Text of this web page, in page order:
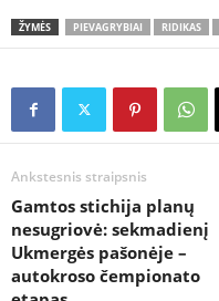
ŽYMĖS PIEVAGRYBIAI RIDIKAS
Ankstesnis straipsnis
Gamtos stichija planų
nesugriovė: sekmadienį
Ukmergės pašonėje –
autokroso čempionato